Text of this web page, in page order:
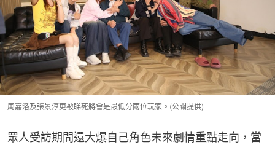
周嘉洛及張景淳更被睇死將會是最低分兩位玩家。(公關提供)
眾人受訪期間還大爆自己角色未來劇情重點走向，當